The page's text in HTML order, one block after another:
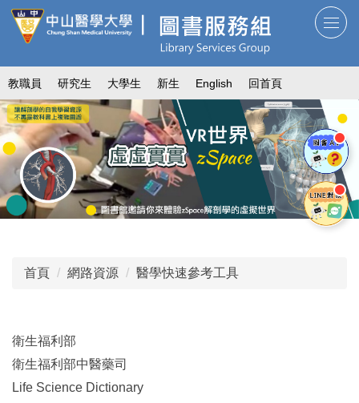
跳
到
要
內
容
區
教職員 研究生 大學生 新生 English 回首頁
首頁 網路資源 醫學快速參考工具
衛生福利部
衛生福利部中醫藥司
Life Science Dictionary